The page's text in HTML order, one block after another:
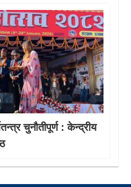
चुनौतीपूर्ण : केन्द्रीय